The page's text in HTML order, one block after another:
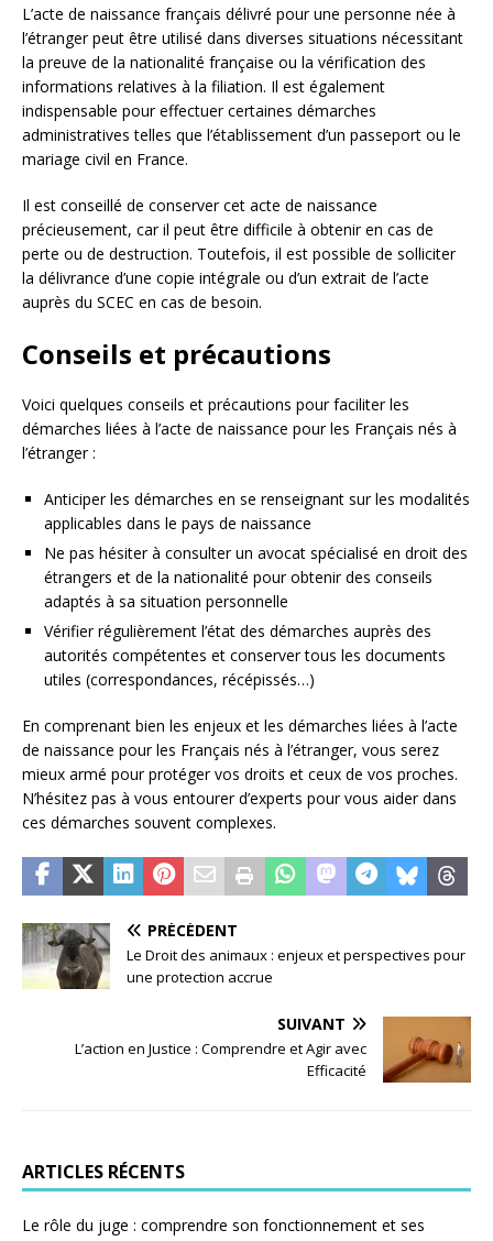
L’acte de naissance français délivré pour une personne née à
l’étranger peut être utilisé dans diverses situations nécessitant
la preuve de la nationalité française ou la vérification des
informations relatives à la filiation. Il est également
indispensable pour effectuer certaines démarches
administratives telles que l’établissement d’un passeport ou le
mariage civil en France.
Il est conseillé de conserver cet acte de naissance
précieusement, car il peut être difficile à obtenir en cas de
perte ou de destruction. Toutefois, il est possible de solliciter
la délivrance d’une copie intégrale ou d’un extrait de l’acte
auprès du SCEC en cas de besoin.
Conseils et précautions
Voici quelques conseils et précautions pour faciliter les
démarches liées à l’acte de naissance pour les Français nés à
l’étranger :
Anticiper les démarches en se renseignant sur les modalités
applicables dans le pays de naissance
Ne pas hésiter à consulter un avocat spécialisé en droit des
étrangers et de la nationalité pour obtenir des conseils
adaptés à sa situation personnelle
Vérifier régulièrement l’état des démarches auprès des
autorités compétentes et conserver tous les documents
utiles (correspondances, récépissés…)
En comprenant bien les enjeux et les démarches liées à l’acte
de naissance pour les Français nés à l’étranger, vous serez
mieux armé pour protéger vos droits et ceux de vos proches.
N’hésitez pas à vous entourer d’experts pour vous aider dans
ces démarches souvent complexes.
PRÉCÉDENT
Le Droit des animaux : enjeux et perspectives pour
une protection accrue
SUIVANT
L’action en Justice : Comprendre et Agir avec
Efficacité
ARTICLES RÉCENTS
Le rôle du juge : comprendre son fonctionnement et ses